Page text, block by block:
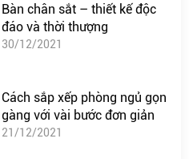
Bàn chân sắt – thiết kế độc
đáo và thời thượng
30/12/2021
Cách sắp xếp phòng ngủ gọn
gàng với vài bước đơn giản
21/12/2021